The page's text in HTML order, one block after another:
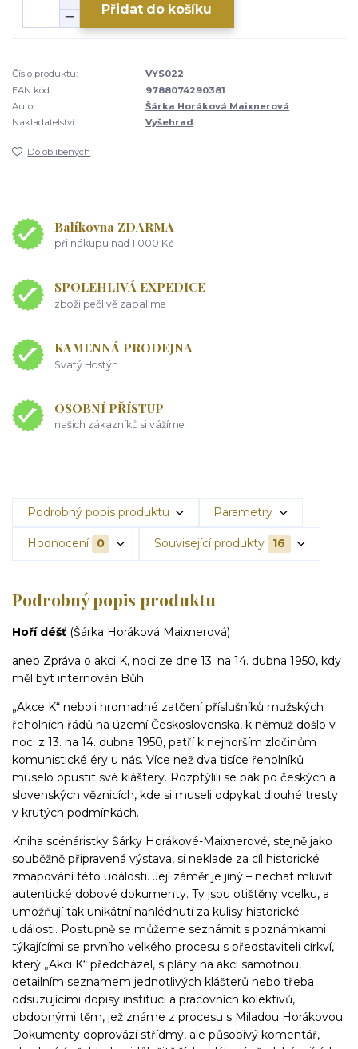
Přidat do košíku
Číslo produktu:
VYS022
EAN kód:
9788074290381
Autor:
Šárka Horáková Maixnerová
Nakladatelství:
Vyšehrad
Do oblíbených
Balíkovna ZDARMA
při nákupu nad 1 000 Kč
SPOLEHLIVÁ EXPEDICE
zboží pečlivě zabalíme
KAMENNÁ PRODEJNA
Svatý Hostýn
OSOBNÍ PŘÍSTUP
našich zákazníků si vážíme
Podrobný popis produktu Parametry
Hodnocení 0 Související produkty 16
Podrobný popis produktu
Hoří déšť (Šárka Horáková Maixnerová)
aneb Zpráva o akci K, noci ze dne 13. na 14. dubna 1950, kdy
měl být internován Bůh
„Akce K“ neboli hromadné zatčení příslušníků mužských
řeholních řádů na území Československa, k němuž došlo v
noci z 13. na 14. dubna 1950, patří k nejhorším zločinům
komunistické éry u nás. Více než dva tisíce řeholníků
muselo opustit své kláštery. Rozptýlili se pak po českých a
slovenských věznicích, kde si museli odpykat dlouhé tresty
v krutých podmínkách.
Kniha scénáristky Šárky Horákové-Maixnerové, stejně jako
souběžně připravená výstava, si neklade za cíl historické
zmapování této události. Její záměr je jiný – nechat mluvit
autentické dobové dokumenty. Ty jsou otištěny vcelku, a
umožňují tak unikátní nahlédnutí za kulisy historické
události. Postupně se můžeme seznámit s poznámkami
týkajícími se prvního velkého procesu s představiteli církví,
který „Akci K“ předcházel, s plány na akci samotnou,
detailním seznamem jednotlivých klášterů nebo třeba
odsuzujícími dopisy institucí a pracovních kolektivů,
obdobnými těm, jež známe z procesu s Miladou Horákovou.
Dokumenty doprovází střídmý, ale působivý komentář,